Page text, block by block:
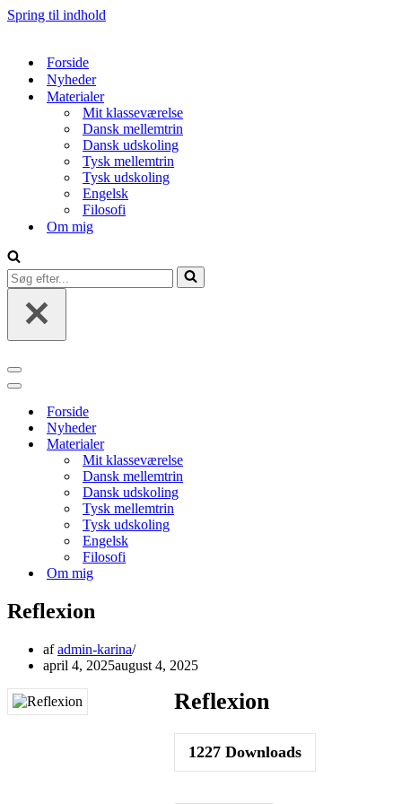
Spring til indhold
Forside
Nyheder
Materialer
Mit klasseværelse
Dansk mellemtrin
Dansk udskoling
Tysk mellemtrin
Tysk udskoling
Engelsk
Filosofi
Om mig
Søg
efter...
Navigation
menu
Navigation
Forside
Nyheder
Materialer
Mit klasseværelse
Dansk mellemtrin
Dansk udskoling
Tysk mellemtrin
Tysk udskoling
Engelsk
Filosofi
Om mig
Reflexion
afadmin-karina
april 4, 2025august 4, 2025
Reflexion
1227Downloads